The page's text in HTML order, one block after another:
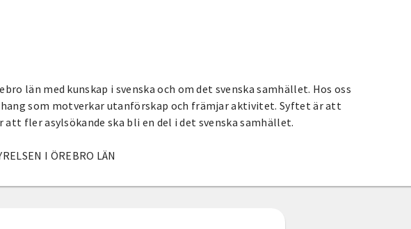
län med kunskap i svenska och om det svenska samhället. Hos oss
som motverkar utanförskap och främjar aktivitet. Syftet är att
fler asylsökande ska bli en del i det svenska samhället.
I ÖREBRO LÄN